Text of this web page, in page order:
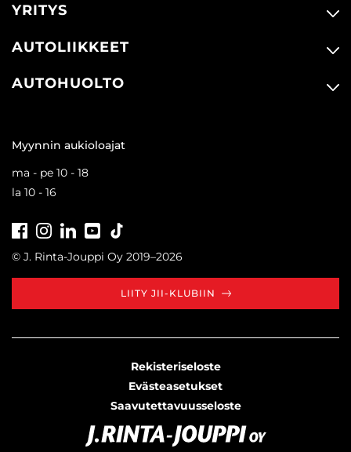
YRITYS
AUTOLIIKKEET
AUTOHUOLTO
Myynnin aukioloajat
ma - pe 10 - 18
la 10 - 16
FacebookInstagramLinkedInYoutube
© J. Rinta-Jouppi Oy 2019–2026
LIITY JII-KLUBIIN
Rekisteriseloste
Evästeasetukset
Saavutettavuusseloste